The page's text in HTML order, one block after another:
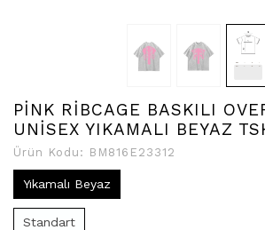
PİNK RİBCAGE BASKILI
UNİSEX YIKAMALI BEYAZ
Ürün Kodu: BM816E23312
Yıkamalı Beyaz
Standart